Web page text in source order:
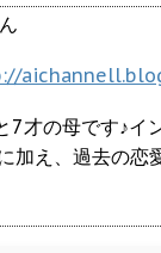
7才の母です♪イ
加え、過去の恋